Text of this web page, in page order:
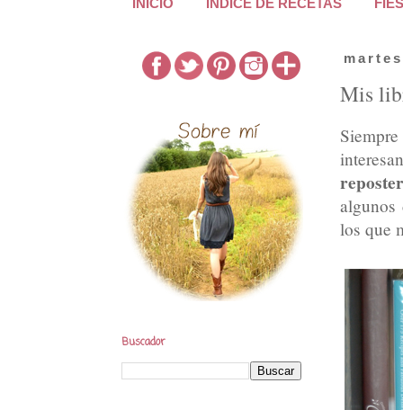
INICIO ÍNDICE DE RECETAS
Mis
los que
Buscador